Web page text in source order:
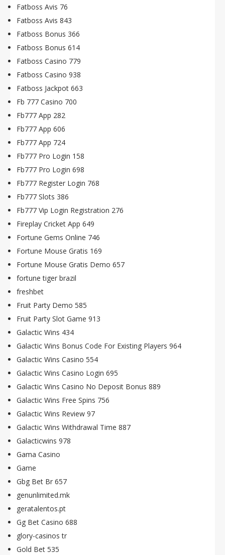
Fatboss Avis 76
Fatboss Avis 843
Fatboss Bonus 366
Fatboss Bonus 614
Fatboss Casino 779
Fatboss Casino 938
Fatboss Jackpot 663
Fb 777 Casino 700
Fb777 App 282
Fb777 App 606
Fb777 App 724
Fb777 Pro Login 158
Fb777 Pro Login 698
Fb777 Register Login 768
Fb777 Slots 386
Fb777 Vip Login Registration 276
Fireplay Cricket App 649
Fortune Gems Online 746
Fortune Mouse Gratis 169
Fortune Mouse Gratis Demo 657
fortune tiger brazil
freshbet
Fruit Party Demo 585
Fruit Party Slot Game 913
Galactic Wins 434
Galactic Wins Bonus Code For Existing Players 964
Galactic Wins Casino 554
Galactic Wins Casino Login 695
Galactic Wins Casino No Deposit Bonus 889
Galactic Wins Free Spins 756
Galactic Wins Review 97
Galactic Wins Withdrawal Time 887
Galacticwins 978
Gama Casino
Game
Gbg Bet Br 657
genunlimited.mk
geratalentos.pt
Gg Bet Casino 688
glory-casinos tr
Gold Bet 535